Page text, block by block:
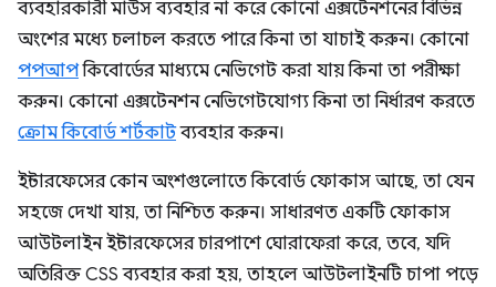
ব্যবহারকারী মাউস ব্যবহার না করে কোনো এক্সটেনশনের বিভিন্ন
অংশের মধ্যে চলাচল করতে পারে কিনা তা যাচাই করুন। কোনো
পপআপকিবোর্ডের মাধ্যমে নেভিগেট করা যায় কিনা তা পরীক্ষা
করুন। কোনো এক্সটেনশন নেভিগেটযোগ্য কিনা তা নির্ধারণ করতে
ক্রোম কিবোর্ড শর্টকাটব্যবহার করুন।
ইন্টারফেসের কোন অংশগুলোতে কিবোর্ড ফোকাস আছে, তা যেন
সহজে দেখা যায়, তা নিশ্চিত করুন। সাধারণত একটি ফোকাস
আউটলাইন ইন্টারফেসের চারপাশে ঘোরাফেরা করে, তবে, যদি
অতিরিক্ত CSS ব্যবহার করা হয়, তাহলে আউটলাইনটি চাপা পড়ে